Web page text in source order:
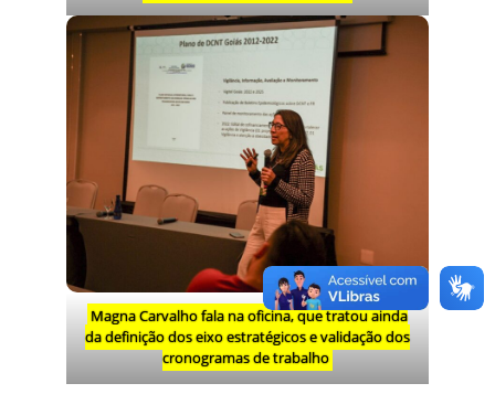
Magna Carvalho fala na oficina, que tratou ainda
da definição dos eixo estratégicos e validação dos
cronogramas de trabalho